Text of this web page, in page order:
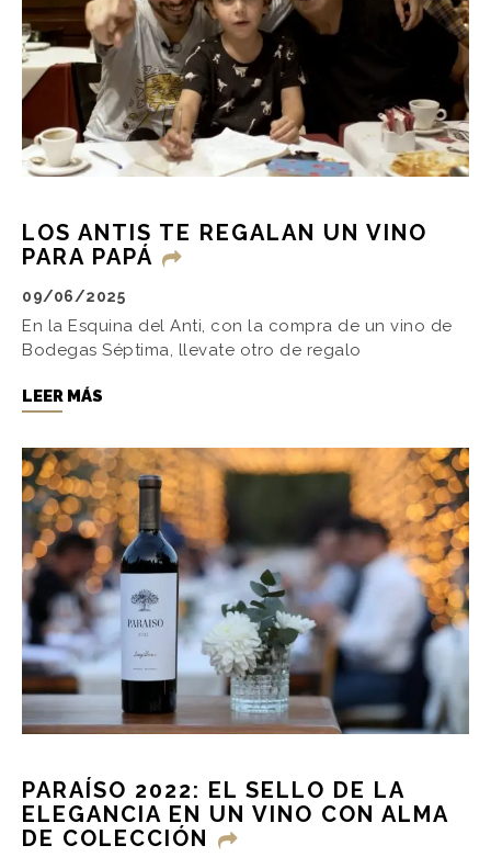
LOS ANTIS TE REGALAN UN VINO
PARA PAPÁ
09/06/2025
En la Esquina del Anti, con la compra de un vino de
Bodegas Séptima, llevate otro de regalo
LEER MÁS
PARAÍSO 2022: EL SELLO DE LA
ELEGANCIA EN UN VINO CON ALMA
DE COLECCIÓN